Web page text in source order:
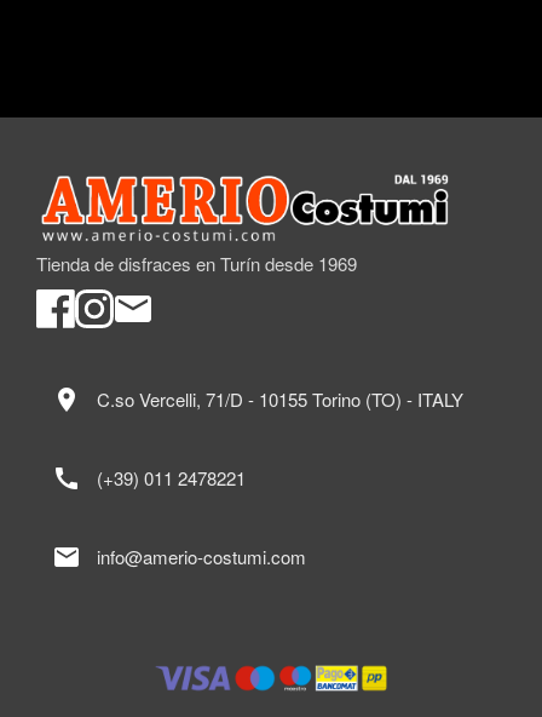
Tienda de disfraces en Turín desde 1969
location_on C.so Vercelli, 71/D - 10155 Torino (TO) - ITALY
call (+39) 011 2478221
mail info@amerio-costumi.com